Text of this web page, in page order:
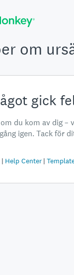
om
gick
du kom av dig –
igen. Tack för
Help Center